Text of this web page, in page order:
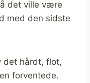
det ville være
med den sidste
det hårdt, flot,
forventede.